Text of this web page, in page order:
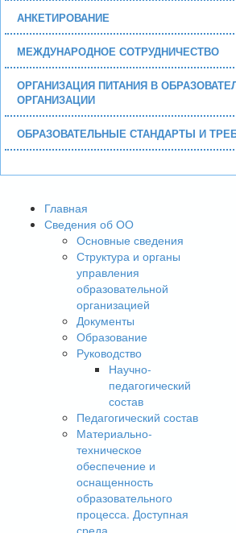
АНКЕТИРОВАНИЕ
МЕЖДУНАРОДНОЕ СОТРУДНИЧЕСТВО
ОРГАНИЗАЦИЯ ПИТАНИЯ В
ОРГАНИЗАЦИИ
ОБРАЗОВАТЕЛЬНЫЕ СТАНДАРТЫ И
Главная
Сведения об ОО
Основные сведения
Структура и органы
управления
образовательной
организацией
Документы
Образование
Руководство
Научно-
педагогический
состав
Педагогический состав
Материально-
техническое
обеспечение и
оснащенность
образовательного
процесса. Доступная
среда